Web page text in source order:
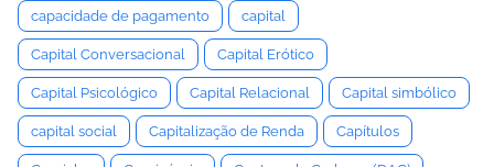
capacidade de pagamento capital
Capital Conversacional Capital Erótico
Capital Psicológico Capital Relacional Capital simbólico
capital social Capitalização de Renda Capítulos